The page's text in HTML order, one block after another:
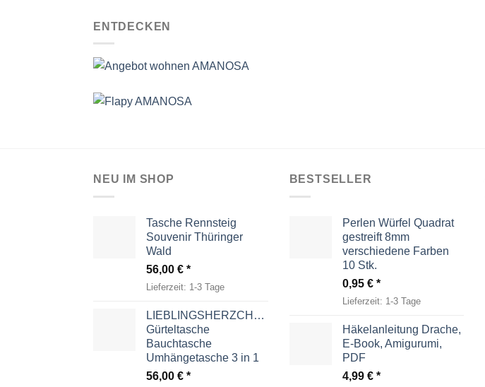
ENTDECKEN
NEU IM SHOP
Tasche Rennsteig
Souvenir Thüringer
Wald
56,00 €
Lieferzeit: 1-3 Tage
LIEBLINGSHERZCHEN
Gürteltasche
Bauchtasche
Umhängetasche 3 in 1
56,00 €
BESTSELLER
Perlen Würfel Quadrat
gestreift 8mm
verschiedene Farben
10 Stk.
0,95 €
Lieferzeit: 1-3 Tage
Häkelanleitung Drache,
E-Book, Amigurumi,
PDF
4,99 €